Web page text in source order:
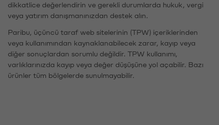
dikkatlice değerlendirin ve gerekli durumlarda hukuk, vergi
veya yatırım danışmanınızdan destek alın.
Paribu, üçüncü taraf web sitelerinin (TPW) içeriklerinden
veya kullanımından kaynaklanabilecek zarar, kayıp veya
diğer sonuçlardan sorumlu değildir. TPW kullanımı,
varlıklarınızda kayıp veya değer düşüşüne yol açabilir. Bazı
ürünler tüm bölgelerde sunulmayabilir.